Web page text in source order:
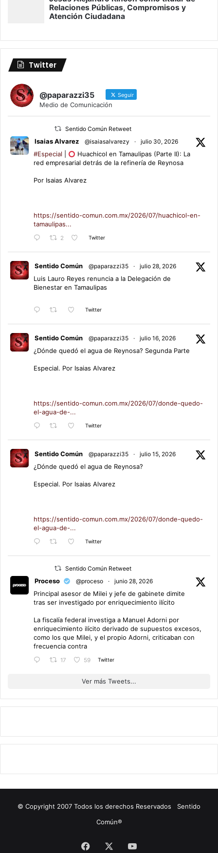
Twitter
@paparazzi35 Seguir
Medio de Comunicación
Sentido Común Retweet
Isaias Alvarez @isaiasalvarezy · julio 30, 2026
#Especial
Huachicol en Tamaulipas (Parte II): La
red empresarial detrás de la refinería de Reynosa
Por Isaias Alvarez
https://sentido-comun.com.mx/2026/07/huachicol-en-
tamaulipas...
2 Twitter
Sentido Común @paparazzi35 · julio 28, 2026
Luis Lauro Reyes renuncia a la Delegación de
Bienestar en Tamaulipas
Twitter
Sentido Común @paparazzi35 · julio 16, 2026
¿Dónde quedó el agua de Reynosa? Segunda Parte
Especial. Por Isaias Alvarez
https://sentido-comun.com.mx/2026/07/donde-quedo-
el-agua-de-...
Twitter
Sentido Común @paparazzi35 · julio 15, 2026
¿Dónde quedó el agua de Reynosa?
Especial. Por Isaias Alvarez
https://sentido-comun.com.mx/2026/07/donde-quedo-
el-agua-de-...
Twitter
Sentido Común Retweet
Proceso @proceso · junio 28, 2026
Principal asesor de Milei y jefe de gabinete dimite
tras ser investigado por enriquecimiento ilícito
La fiscalía federal investiga a Manuel Adorni por
enriquecimiento ilícito derivado de supuestos excesos,
como los que Milei, y el propio Adorni, criticaban con
frecuencia contra
17 59 Twitter
Ver más Tweets...
© Copyright 2007 Todos los derechos Reservados Sentido
Común®
Facebook YouTube